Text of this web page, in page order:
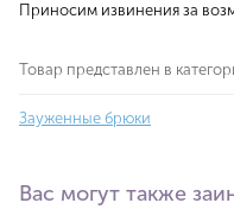
Приносим извинения за
Товар представлен в
Зауженные брюки
Вас могут также